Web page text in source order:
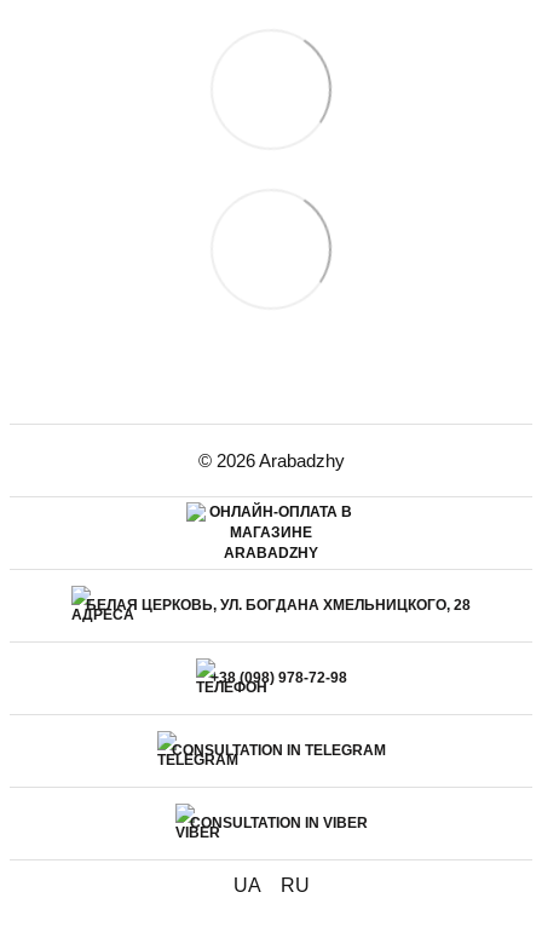
© 2026 Arabadzhy
БЕЛАЯ ЦЕРКОВЬ, УЛ. БОГДАНА ХМЕЛЬНИЦКОГО, 28
+38 (098) 978-72-98
CONSULTATION IN TELEGRAM
CONSULTATION IN VIBER
UA RU